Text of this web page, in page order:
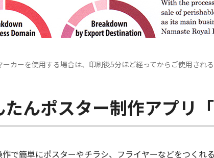
カーを使用する場合は、印刷後5分ほど経ってからご使用される
んポスター制作アプリ
で簡単にポスターやチラシ、フライヤーなどをつくれ